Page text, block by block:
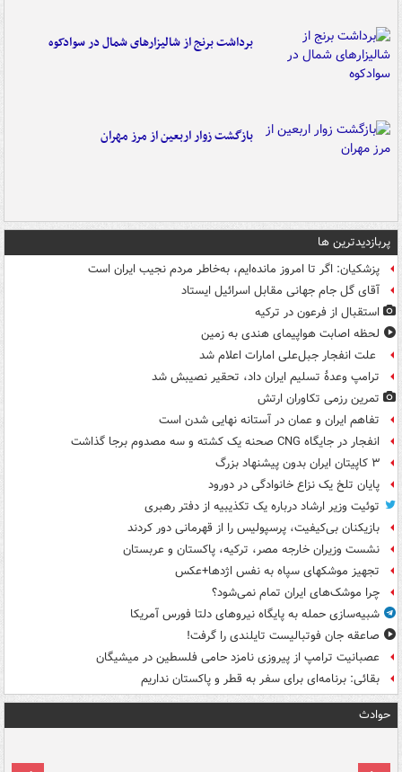
برداشت برنج از شالیزارهای شمال در سوادکوه
بازگشت زوار اربعین از مرز مهران
پربازدیدترین ها
پزشکیان: اگر تا امروز مانده‌ایم، به‌خاطر مردم نجیب ایران است
آقای گل جام جهانی مقابل اسرائیل ایستاد
استقبال از فرعون در ترکیه
لحظه اصابت هواپیمای هندی به زمین
علت انفجار جبل‌علی امارات اعلام شد
ترامپ وعدۀ تسلیم ایران داد، تحقیر نصیبش شد
تمرین رزمی تکاوران ارتش
تفاهم ایران و عمان در آستانه نهایی شدن است
انفجار در جایگاه CNG صحنه یک کشته و سه مصدوم برجا گذاشت
۳ کاپیتان ایران بدون پیشنهاد بزرگ
پایان تلخ یک نزاع خانوادگی در دورود
توئیت وزیر ارشاد درباره یک تکذیبیه از دفتر رهبری
بازیکنان بی‌کیفیت، پرسپولیس را از قهرمانی دور کردند
نشست وزیران خارجه مصر، ترکیه، پاکستان و عربستان
تجهیز موشکهای سپاه به نفس اژدها+عکس
چرا موشک‌های ایران تمام نمی‌شود؟
شبیه‌سازی حمله به پایگاه نیروهای دلتا فورس آمریکا
صاعقه جان فوتبالیست تایلندی را گرفت!
عصبانیت ترامپ از پیروزی نامزد حامی فلسطین در میشیگان
بقائی: برنامه‌ای برای سفر به قطر و پاکستان نداریم
حوادث